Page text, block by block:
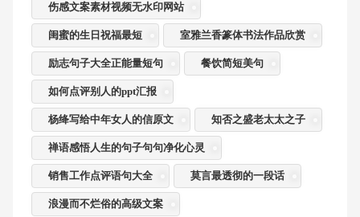
伤感文案素材视频无水印网站
闺蜜的生日祝福最短 室雅兰香篆体书法作品欣赏
励志句子大全正能量短句 餐饮简短美句
如何点评别人的ppt汇报
杨绛写给中年女人的信原文 知否之盛老太太之子
禅语感悟人生的句子句句净化心灵
销售工作点评语句大全 莫言最透彻的一段话
浪漫而不烂俗的高级文案